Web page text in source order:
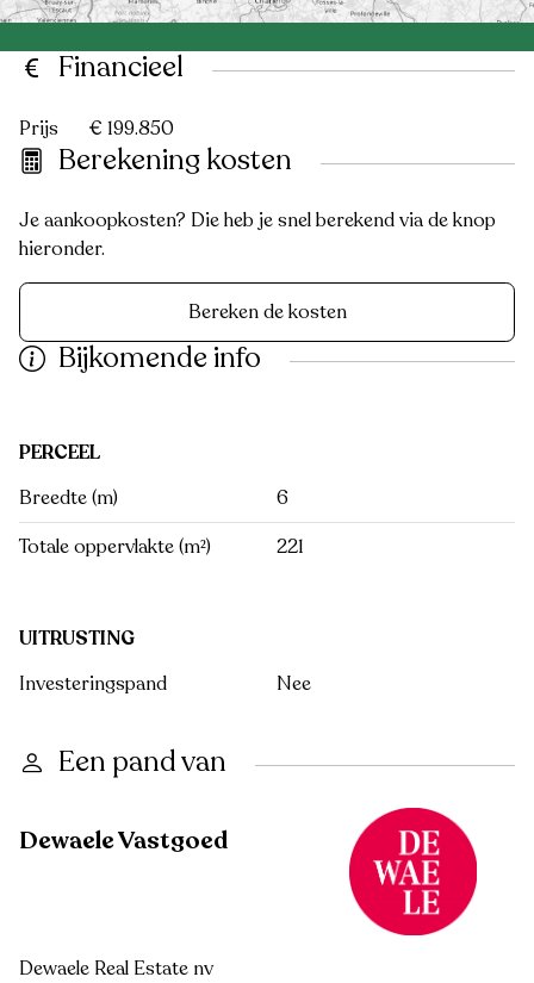
Financieel
Prijs € 199.850
Berekening kosten
Je aankoopkosten? Die heb je snel berekend via de knop
hieronder.
Bereken de kosten
Bijkomende info
PERCEEL
Breedte (m)
6
Totale oppervlakte (m²)
221
UITRUSTING
Investeringspand
Nee
Een pand van
Dewaele Vastgoed
Dewaele Real Estate nv